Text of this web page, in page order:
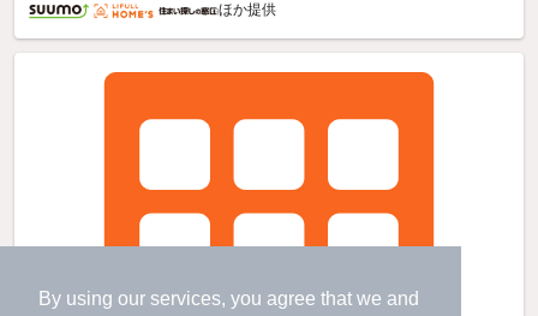
By using our services, you agree that we and
ほか提供